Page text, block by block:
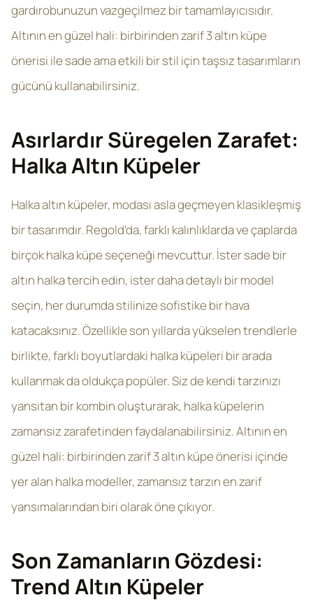
gardırobunuzun vazgeçilmez bir tamamlayıcısıdır.
Altının en güzel hali: birbirinden zarif 3 altın küpe
önerisi ile sade ama etkili bir stil için taşsız tasarımların
gücünü kullanabilirsiniz.
Asırlardır Süregelen Zarafet:
Halka Altın Küpeler
Halka altın küpeler, modası asla geçmeyen klasikleşmiş
bir tasarımdır. Regold'da, farklı kalınlıklarda ve çaplarda
birçok halka küpe seçeneği mevcuttur. İster sade bir
altın halka tercih edin, ister daha detaylı bir model
seçin, her durumda stilinize sofistike bir hava
katacaksınız. Özellikle son yıllarda yükselen trendlerle
birlikte, farklı boyutlardaki halka küpeleri bir arada
kullanmak da oldukça popüler. Siz de kendi tarzınızı
yansıtan bir kombin oluşturarak, halka küpelerin
zamansız zarafetinden faydalanabilirsiniz. Altının en
güzel hali: birbirinden zarif 3 altın küpe önerisi içinde
yer alan halka modeller, zamansız tarzın en zarif
yansımalarından biri olarak öne çıkıyor.
Son Zamanların Gözdesi:
Trend Altın Küpeler